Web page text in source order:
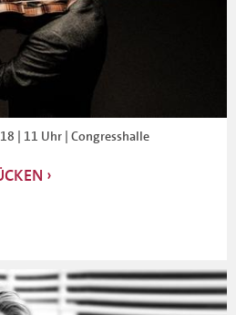
| 11 Uhr | Congresshalle